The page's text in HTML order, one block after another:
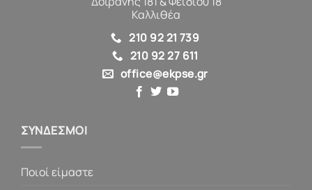
Καλλιθέα
210 92 21 739
210 92 27 611
office@ekpse.gr
ΣΥΝΔΕΣΜΟΙ
Ποιοί είμαστε